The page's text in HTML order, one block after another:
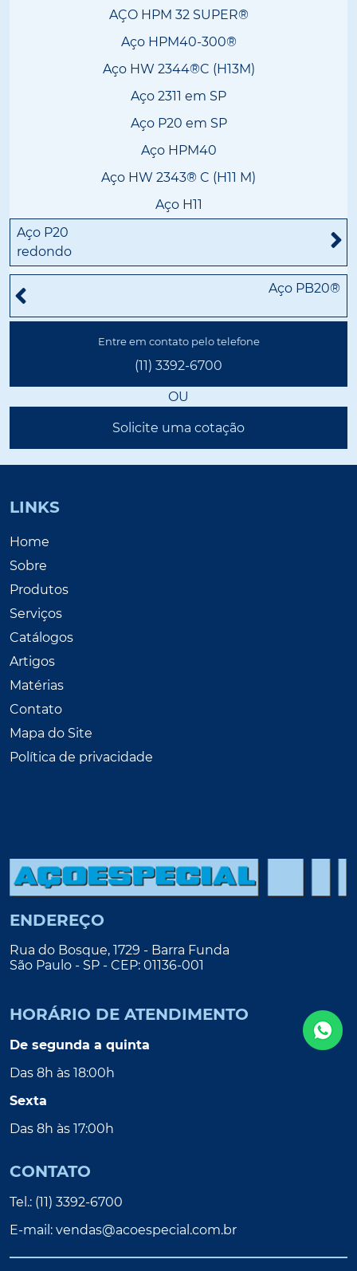
AÇO HPM 32 SUPER®
Aço HPM40-300®
Aço HW 2344®C (H13M)
Aço 2311 em SP
Aço P20 em SP
Aço HPM40
Aço HW 2343® C (H11 M)
Aço H11
Aço P20
redondo
Aço PB20®
Entre em contato pelo telefone
(11) 3392-6700
OU
Solicite uma cotação
LINKS
Home
Sobre
Produtos
Serviços
Catálogos
Artigos
Matérias
Contato
Mapa do Site
Política de privacidade
ENDEREÇO
Rua do Bosque, 1729 - Barra Funda
São Paulo - SP - CEP: 01136-001
HORÁRIO DE ATENDIMENTO
De segunda a quinta
Das 8h às 18:00h
Sexta
Das 8h às 17:00h
CONTATO
Tel.: (11) 3392-6700
E-mail: vendas@acoespecial.com.br